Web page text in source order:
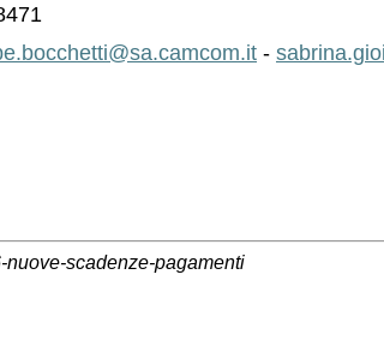
-
nuove-scadenze-pagamenti